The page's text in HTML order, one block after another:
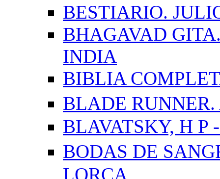
BESTIARIO.
BHAGAVAD
INDIA
BIBLIA
BLADE
BLAVATSKY, H P
BODAS DE
LORCA